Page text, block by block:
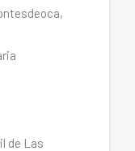
de Las